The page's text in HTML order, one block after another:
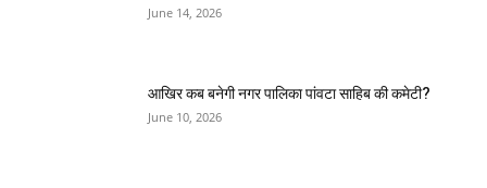
June 14, 2026
आखिर कब बनेगी नगर पालिका पांवटा साहिब की कमेटी?
June 10, 2026